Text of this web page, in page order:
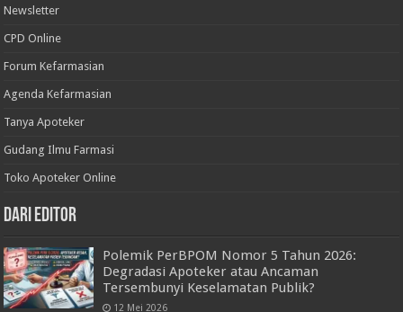
Newsletter
CPD Online
Forum Kefarmasian
Agenda Kefarmasian
Tanya Apoteker
Gudang Ilmu Farmasi
Toko Apoteker Online
Dari Editor
Polemik PerBPOM Nomor 5 Tahun 2026:
Degradasi Apoteker atau Ancaman
Tersembunyi Keselamatan Publik?
12 Mei 2026